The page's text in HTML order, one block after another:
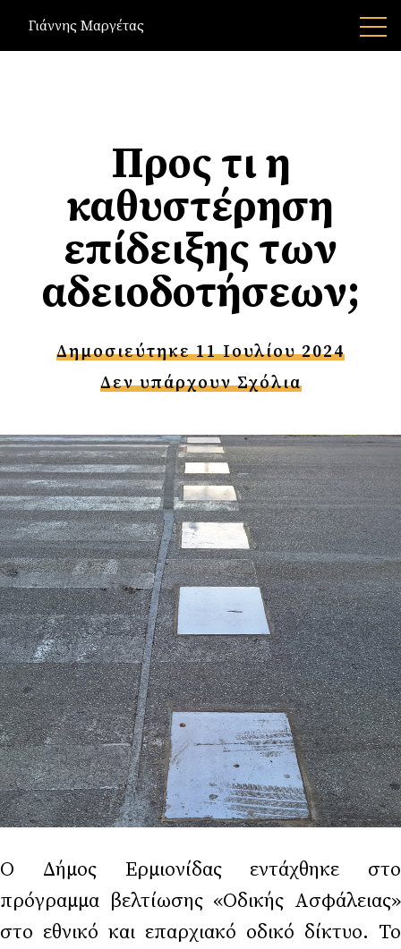
Γιάννης Μαργέτας
Προς τι η
καθυστέρηση
επίδειξης των
αδειοδοτήσεων;
Δημοσιεύτηκε 11 Ιουλίου 2024
Δεν υπάρχουν Σχόλια
Ο Δήμος Ερμιονίδας εντάχθηκε στο
πρόγραμμα βελτίωσης «Οδικής Ασφάλειας»
στο εθνικό και επαρχιακό οδικό δίκτυο. Το